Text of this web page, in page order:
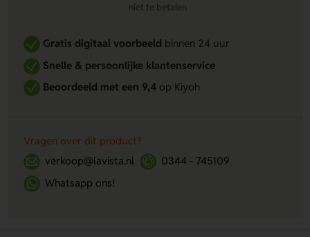
niet te betalen
Gratis digitaal voorbeeldbinnen 24 uur
Snelle & persoonlijke klantenservice
Beoordeeld met een 9,4op Kiyoh
Vragen over dit product?
verkoop@lavista.nl
0344 - 745109
Whatsapp ons!